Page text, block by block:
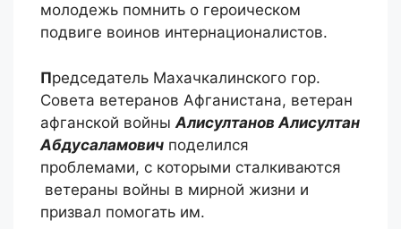
молодежь помнить о героическом
подвиге воинов интернационалистов.
Председатель Махачкалинского гор.
Совета ветеранов Афганистана, ветеран
афганской войны Алисултанов Алисултан
Абдусаламович поделился
проблемами, с которыми сталкиваются
ветераны войны в мирной жизни и
призвал помогать им.